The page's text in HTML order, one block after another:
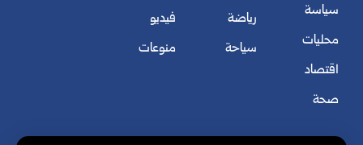
سياسة
محليات
اقتصاد
صحة
رياضة
سياحة
فيديو
منوعات